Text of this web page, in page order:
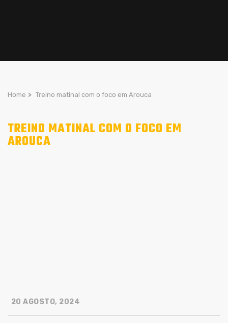
Home > Treino matinal com o foco em Arouca
TREINO MATINAL COM O FOCO EM
AROUCA
20 AGOSTO, 2024